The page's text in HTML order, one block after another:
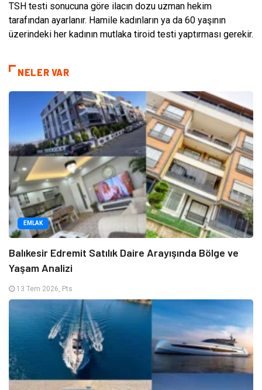
TSH testi sonucuna göre ilacın dozu uzman hekim
tarafından ayarlanır. Hamile kadınların ya da 60 yaşının
üzerindeki her kadının mutlaka tiroid testi yaptırması gerekir.
NELER VAR
EMLAK
Balıkesir Edremit Satılık Daire Arayışında Bölge ve
Yaşam Analizi
13 Tem 2026, Pts